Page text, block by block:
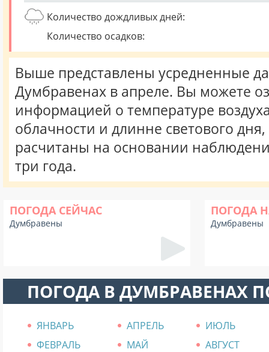
Количество дождливых дней:
Количество осадков:
Выше представлены усредненные
Думбравенах в апреле. Вы можете
информацией о температуре
облачности и длинне светового
расчитаны на основании
три года.
ПОГОДА СЕЙЧАС
Думбравены
ПОГОДА
Думбравены
ПОГОДА В ДУМБРАВЕНАХ
ЯНВАРЬ АПРЕЛЬ
ИЮЛЬ
ФЕВРАЛЬ
МАЙ
АВГУСТ